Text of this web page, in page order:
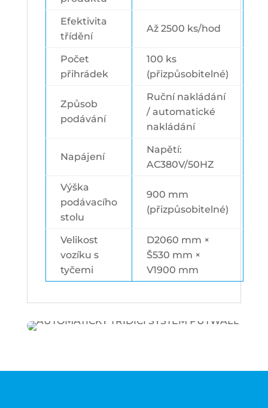
Efektivita
třídění
Až 2500 ks/hod
Počet
přihrádek
100 ks
(přizpůsobitelné)
Způsob
podávání
Ruční nakládání
/ automatické
nakládání
Napájení
Napětí:
AC380V/50HZ
Výška
podávacího
stolu
900 mm
(přizpůsobitelné)
Velikost
vozíku s
tyčemi
D2060 mm ×
Š530 mm ×
V1900 mm